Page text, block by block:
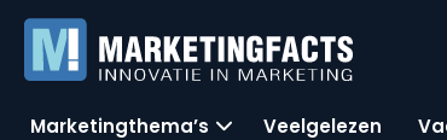
Marketingthema’s Veelgelezen